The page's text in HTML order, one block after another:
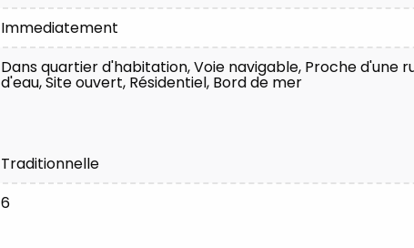
Immediatement
Dans quartier d'habitation, Voie navigable, Proche d'une
d'eau, Site ouvert, Résidentiel, Bord de mer
Traditionnelle
6